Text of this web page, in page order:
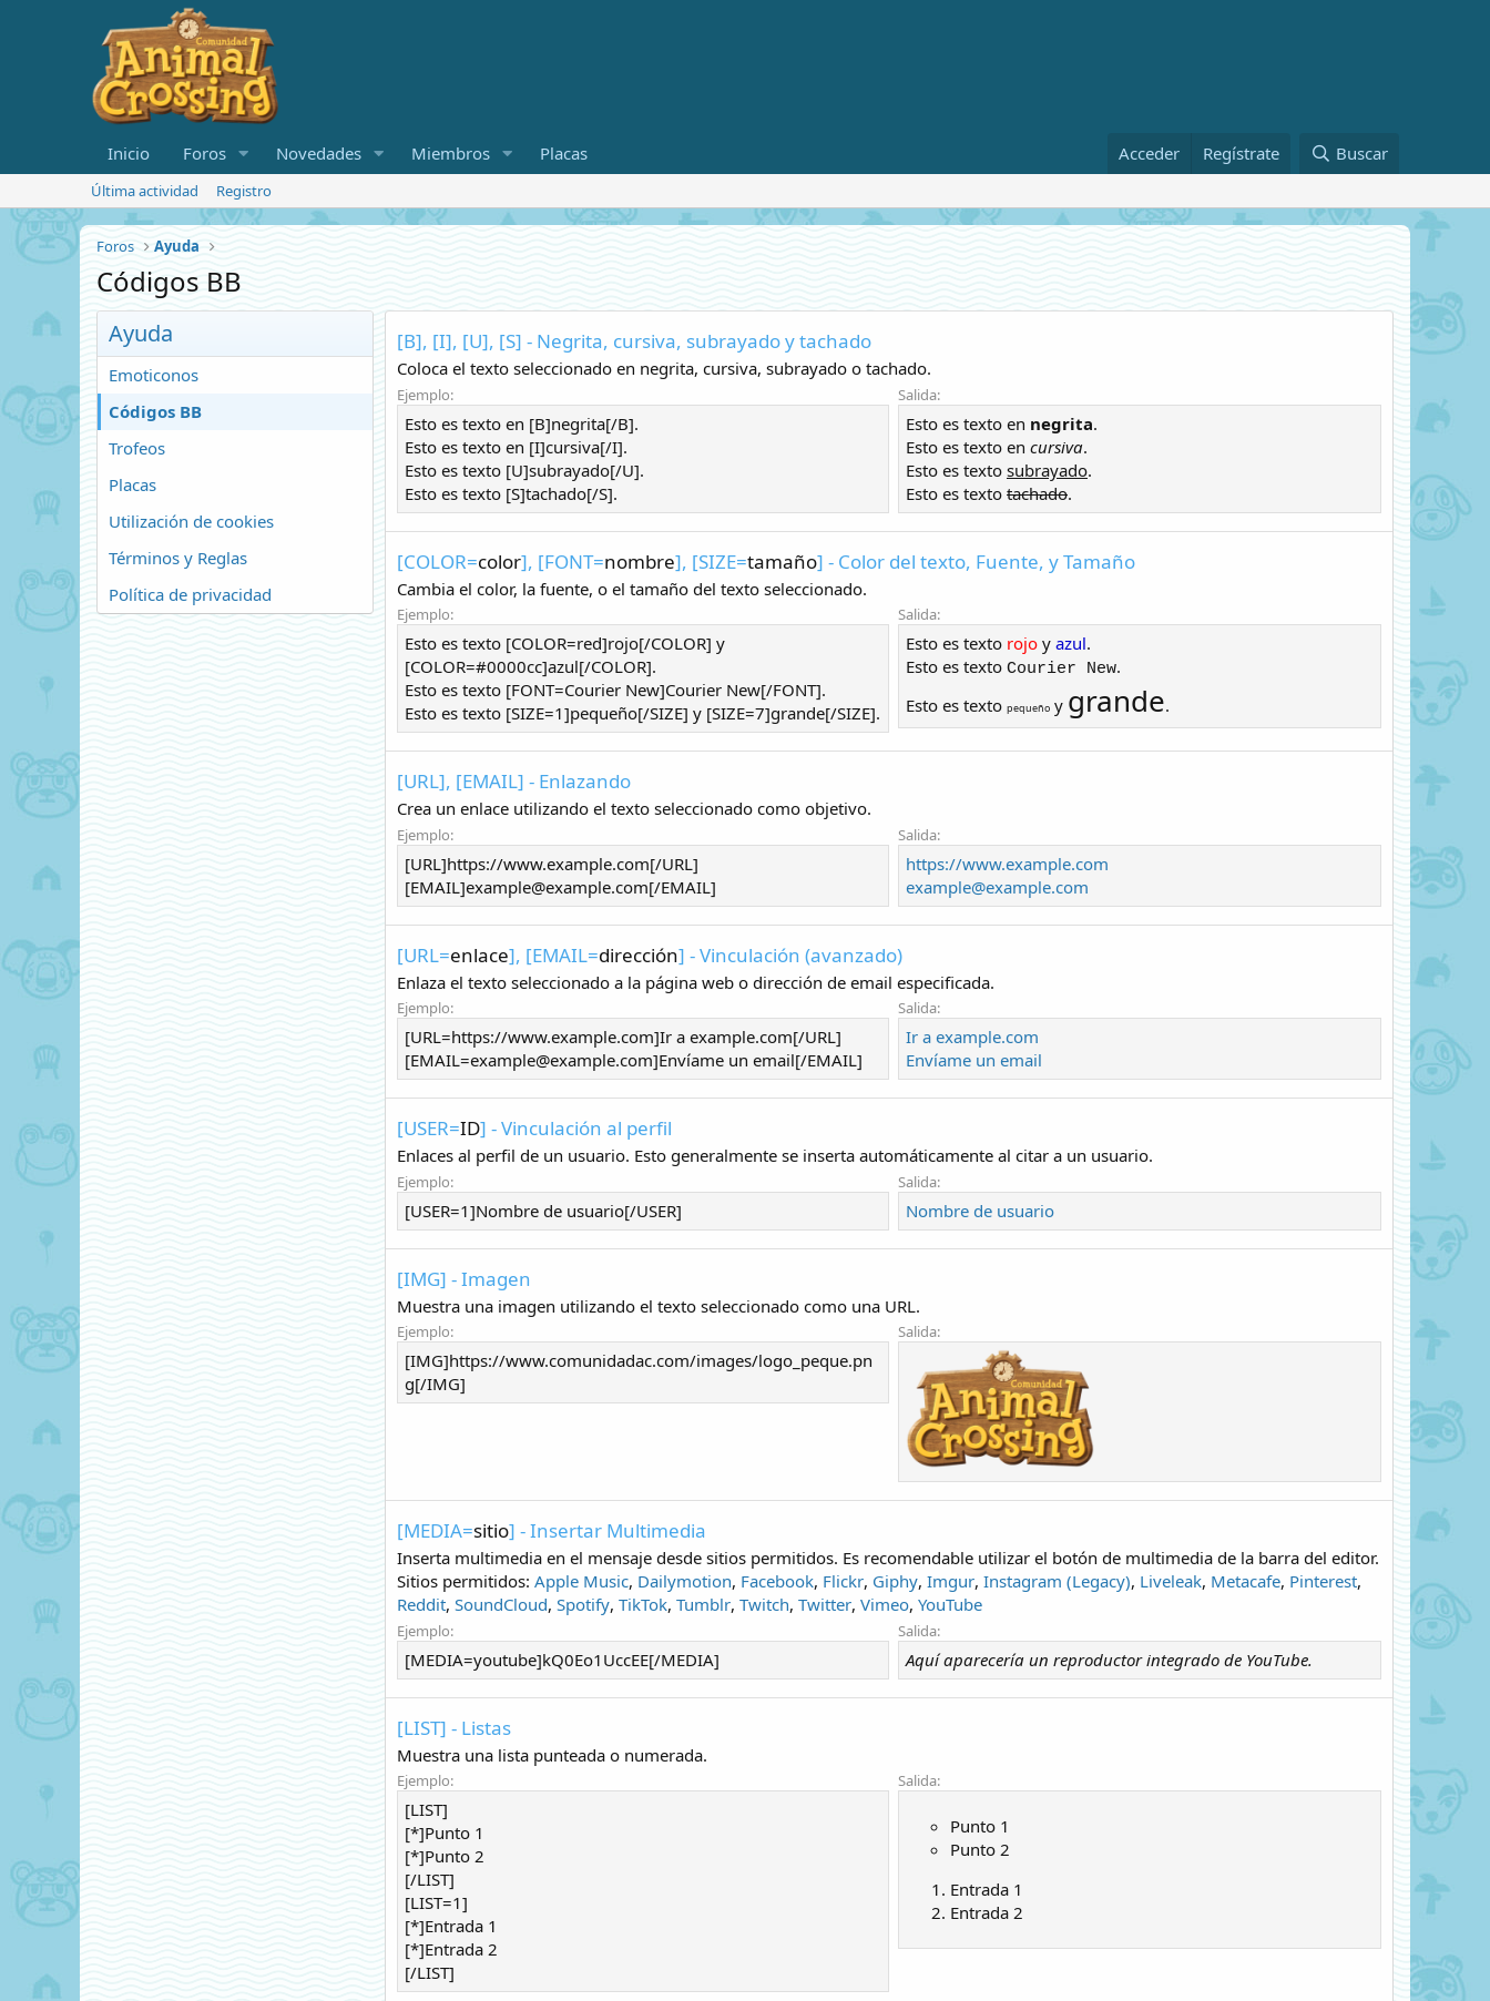
Inicio Foros Novedades Miembros Placas Acceder Regístrate Buscar
Última actividad Registro
Foros Ayuda
Códigos BB
Ayuda
Emoticonos
Códigos BB
Trofeos
Placas
Utilización de cookies
Términos y Reglas
Política de privacidad
[B], [I], [U], [S] - Negrita, cursiva, subrayado y tachado
Coloca el texto seleccionado en negrita, cursiva, subrayado o tachado.
Ejemplo:
Esto es texto en [B]negrita[/B].
Esto es texto en [I]cursiva[/I].
Esto es texto [U]subrayado[/U].
Esto es texto [S]tachado[/S].
Salida:
Esto es texto en negrita.
Esto es texto en cursiva.
Esto es texto subrayado.
Esto es texto tachado.
[COLOR=color], [FONT=nombre], [SIZE=tamaño] - Color del texto, Fuente, y Tamaño
Cambia el color, la fuente, o el tamaño del texto seleccionado.
Ejemplo:
Esto es texto [COLOR=red]rojo[/COLOR] y
[COLOR=#0000cc]azul[/COLOR].
Esto es texto [FONT=Courier New]Courier New[/FONT].
Esto es texto [SIZE=1]pequeño[/SIZE] y [SIZE=7]grande[/SIZE].
Salida:
Esto es texto rojo y azul.
Esto es texto Courier New.
Esto es texto pequeño y grande.
[URL], [EMAIL] - Enlazando
Crea un enlace utilizando el texto seleccionado como objetivo.
Ejemplo:
[URL]https://www.example.com[/URL]
[EMAIL]example@example.com[/EMAIL]
Salida:
https://www.example.com
example@example.com
[URL=enlace], [EMAIL=dirección] - Vinculación (avanzado)
Enlaza el texto seleccionado a la página web o dirección de email especificada.
Ejemplo:
[URL=https://www.example.com]Ir a example.com[/URL]
[EMAIL=example@example.com]Envíame un email[/EMAIL]
Salida:
Ir a example.com
Envíame un email
[USER=ID] - Vinculación al perfil
Enlaces al perfil de un usuario. Esto generalmente se inserta automáticamente al citar a un usuario.
Ejemplo:
[USER=1]Nombre de usuario[/USER]
Salida:
Nombre de usuario
[IMG] - Imagen
Muestra una imagen utilizando el texto seleccionado como una URL.
Ejemplo:
[IMG]https://www.comunidadac.com/images/logo_peque.pn
g[/IMG]
Salida:
[MEDIA=sitio] - Insertar Multimedia
Inserta multimedia en el mensaje desde sitios permitidos. Es recomendable utilizar el botón de multimedia de la barra del editor.
Sitios permitidos: Apple Music, Dailymotion, Facebook, Flickr, Giphy, Imgur, Instagram (Legacy), Liveleak, Metacafe, Pinterest,
Reddit, SoundCloud, Spotify, TikTok, Tumblr, Twitch, Twitter, Vimeo, YouTube
Ejemplo:
[MEDIA=youtube]kQ0Eo1UccEE[/MEDIA]
Salida:
Aquí aparecería un reproductor integrado de YouTube.
[LIST] - Listas
Muestra una lista punteada o numerada.
Ejemplo:
[LIST]
[*]Punto 1
[*]Punto 2
[/LIST]
[LIST=1]
[*]Entrada 1
[*]Entrada 2
[/LIST]
Salida:
Punto 1
Punto 2
Entrada 1
Entrada 2